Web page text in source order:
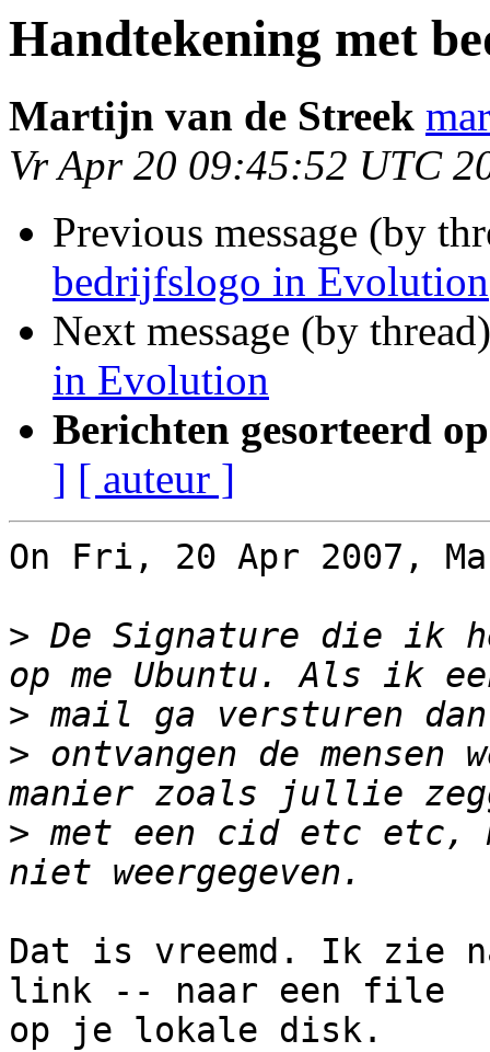
Handtekening met
Martijn van de Streek
Vr Apr 20 09:45:52 UTC
Previous message (by
bedrijfslogo in Evolution
Next message (by
in Evolution
Berichten gesorteerd
] [ auteur ]
On Fri, 20 Apr 2007,
> De Signature die ik
>
> ontvangen de
> met een cid etc etc,
Dat is vreemd. Ik zie
link -- naar een file
op je lokale disk.